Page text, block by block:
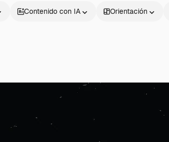
Contenido con IA Orientación